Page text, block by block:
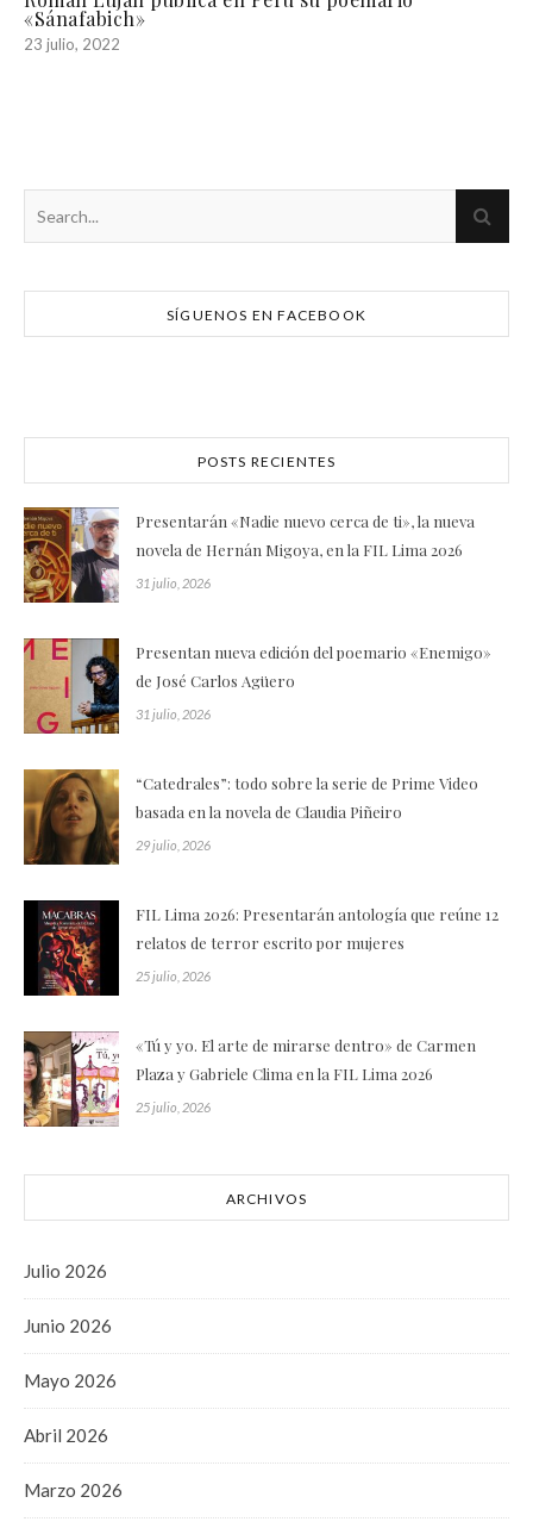
«Sánafabich»
23 julio, 2022
SÍGUENOS EN FACEBOOK
POSTS RECIENTES
Presentarán «Nadie nuevo cerca de ti», la nueva
novela de Hernán Migoya, en la FIL Lima 2026
31 julio, 2026
Presentan nueva edición del poemario «Enemigo»
de José Carlos Agüero
31 julio, 2026
“Catedrales”: todo sobre la serie de Prime Video
basada en la novela de Claudia Piñeiro
29 julio, 2026
FIL Lima 2026: Presentarán antología que reúne 12
relatos de terror escrito por mujeres
25 julio, 2026
«Tú y yo. El arte de mirarse dentro» de Carmen
Plaza y Gabriele Clima en la FIL Lima 2026
25 julio, 2026
ARCHIVOS
Julio 2026
Junio 2026
Mayo 2026
Abril 2026
Marzo 2026